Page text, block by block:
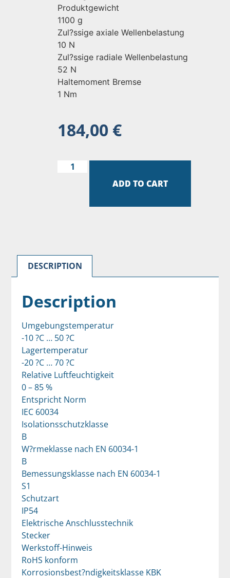
Produktgewicht
1100 g
Zul?ssige axiale Wellenbelastung
10 N
Zul?ssige radiale Wellenbelastung
52 N
Haltemoment Bremse
1 Nm
184,00 €
ADD TO CART
DESCRIPTION
Description
Umgebungstemperatur
-10 ?C … 50 ?C
Lagertemperatur
-20 ?C … 70 ?C
Relative Luftfeuchtigkeit
0 – 85 %
Entspricht Norm
IEC 60034
Isolationsschutzklasse
B
W?rmeklasse nach EN 60034-1
B
Bemessungsklasse nach EN 60034-1
S1
Schutzart
IP54
Elektrische Anschlusstechnik
Stecker
Werkstoff-Hinweis
RoHS konform
Korrosionsbest?ndigkeitsklasse KBK